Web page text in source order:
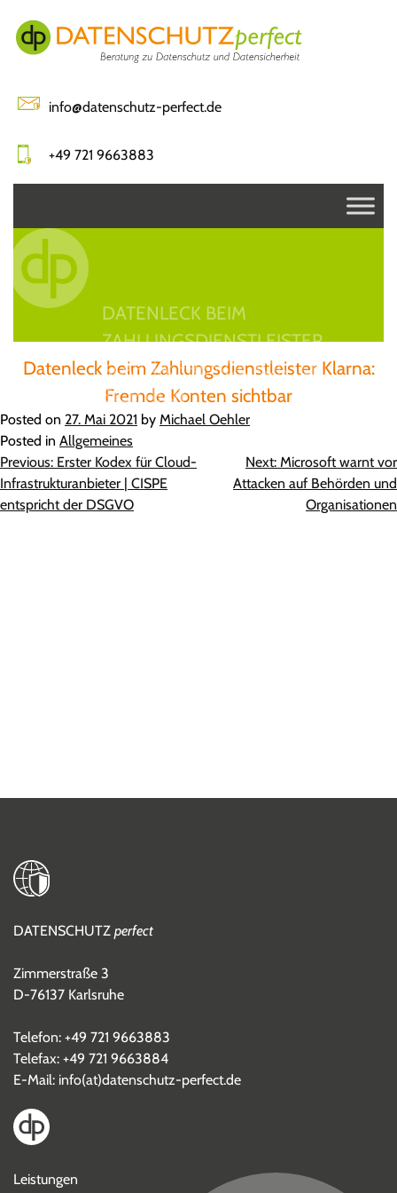
content
info@datenschutz-perfect.de
+49 721 9663883
DATENLECK BEIM
ZAHLUNGSDIENSTLEISTER
KLARNA​: FREMDE KONTEN
SICHTBAR
Datenleck beim Zahlungsdienstleister Klarna​:
Fremde Konten sichtbar
Posted on 27. Mai 2021 by Michael Oehler
Posted in Allgemeines
Beitragsnavigation
Previous: Erster Kodex für Cloud-
Infrastrukturanbieter | CISPE
entspricht der DSGVO
Next: Microsoft warnt vor
Attacken auf Behörden und
Organisationen
DATENSCHUTZ perfect
Zimmerstraße 3
D-76137 Karlsruhe
Telefon: +49 721 9663883
Telefax: +49 721 9663884
E-Mail: info(at)datenschutz-perfect.de
Leistungen